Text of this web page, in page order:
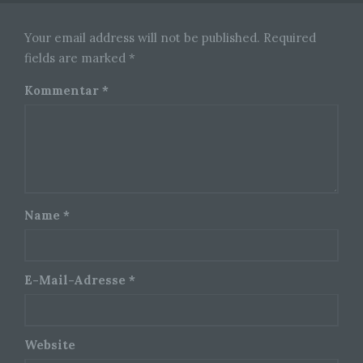
Your email address will not be published. Required
fields are marked *
Kommentar *
Name *
E-Mail-Adresse *
Website
Zwecke und Mittel dieser Verarbeitung durch das
Unionsrecht oder das Recht der Mitgliedstaaten
vorgegeben, so kann der Verantwortliche
Kriterien seiner Benennung nach dem
juristische Person, Behörde, Einrichtung oder
Person, Behörde, Einrichtung oder andere Stelle,